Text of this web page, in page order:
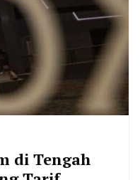
di Tengah